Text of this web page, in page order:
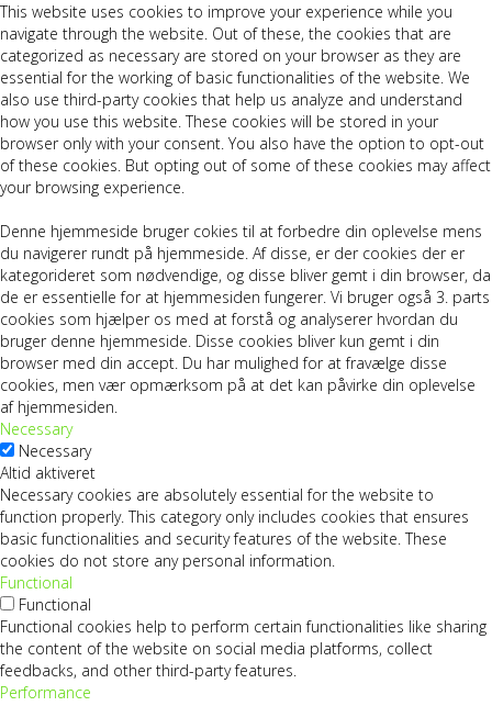
This website uses cookies to improve your experience while you
navigate through the website. Out of these, the cookies that are
categorized as necessary are stored on your browser as they are
essential for the working of basic functionalities of the website. We
also use third-party cookies that help us analyze and understand
how you use this website. These cookies will be stored in your
browser only with your consent. You also have the option to opt-out
of these cookies. But opting out of some of these cookies may affect
your browsing experience.
Denne hjemmeside bruger cokies til at forbedre din oplevelse mens
du navigerer rundt på hjemmeside. Af disse, er der cookies der er
kategorideret som nødvendige, og disse bliver gemt i din browser, da
de er essentielle for at hjemmesiden fungerer. Vi bruger også 3. parts
cookies som hjælper os med at forstå og analyserer hvordan du
bruger denne hjemmeside. Disse cookies bliver kun gemt i din
browser med din accept. Du har mulighed for at fravælge disse
cookies, men vær opmærksom på at det kan påvirke din oplevelse
af hjemmesiden.
Necessary
Necessary
Altid aktiveret
Necessary cookies are absolutely essential for the website to
function properly. This category only includes cookies that ensures
basic functionalities and security features of the website. These
cookies do not store any personal information.
Functional
Functional
Functional cookies help to perform certain functionalities like sharing
the content of the website on social media platforms, collect
feedbacks, and other third-party features.
Performance